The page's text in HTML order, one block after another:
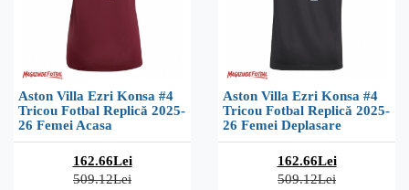
Aston Villa Ezri Konsa #4
Tricou Fotbal Replică 2025-
26 Femei Acasa
162.66Lei
509.12Lei
Aston Villa Ezri Konsa #4
Tricou Fotbal Replică 2025-
26 Femei Deplasare
162.66Lei
509.12Lei